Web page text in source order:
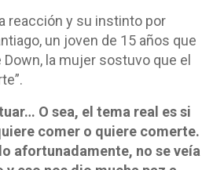
reacción y su instinto por
un joven de 15 años que
la mujer sostuvo que el
O sea, el tema real es si
comer o quiere comerte.
afortunadamente, no se veía